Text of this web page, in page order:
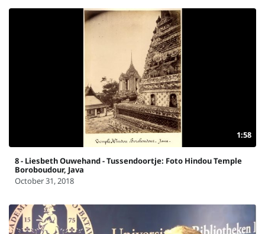
1:58
8 - Liesbeth Ouwehand - Tussendoortje: Foto Hindou Temple
Boroboudour, Java
October 31, 2018